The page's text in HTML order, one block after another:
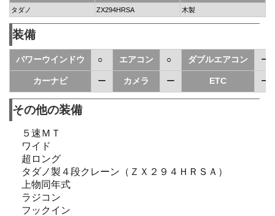
タダノ
ZX294HRSA 木製
装備
パワーウインドウ ○ エアコン ○ ダブルエアコン ー
カーナビ ー カメラ ー ETC ー
その他の装備
５速ＭＴ
ワイド
超ロング
タダノ製４段クレーン（ＺＸ２９４ＨＲＳＡ）
上物同年式
ラジコン
フックイン